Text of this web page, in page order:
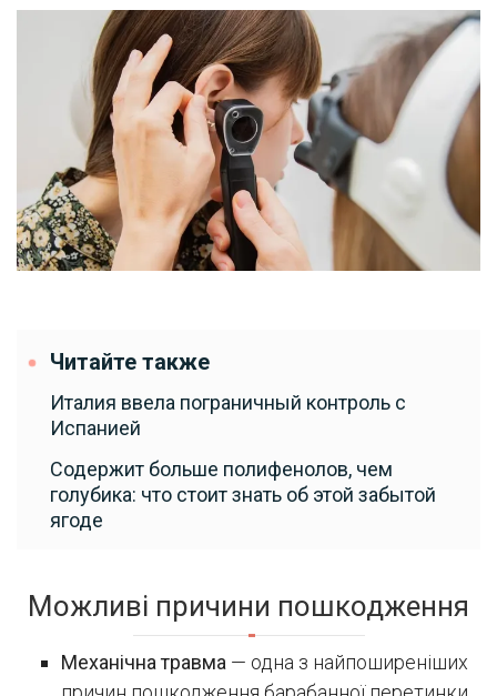
Читайте также
Италия ввела пограничный контроль с
Испанией
Содержит больше полифенолов, чем
голубика: что стоит знать об этой забытой
ягоде
Можливі причини пошкодження
Механічна травма — одна з найпоширеніших